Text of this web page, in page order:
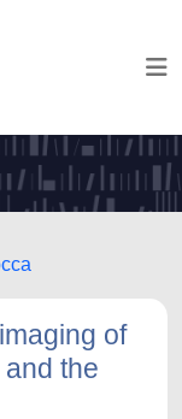
of
the